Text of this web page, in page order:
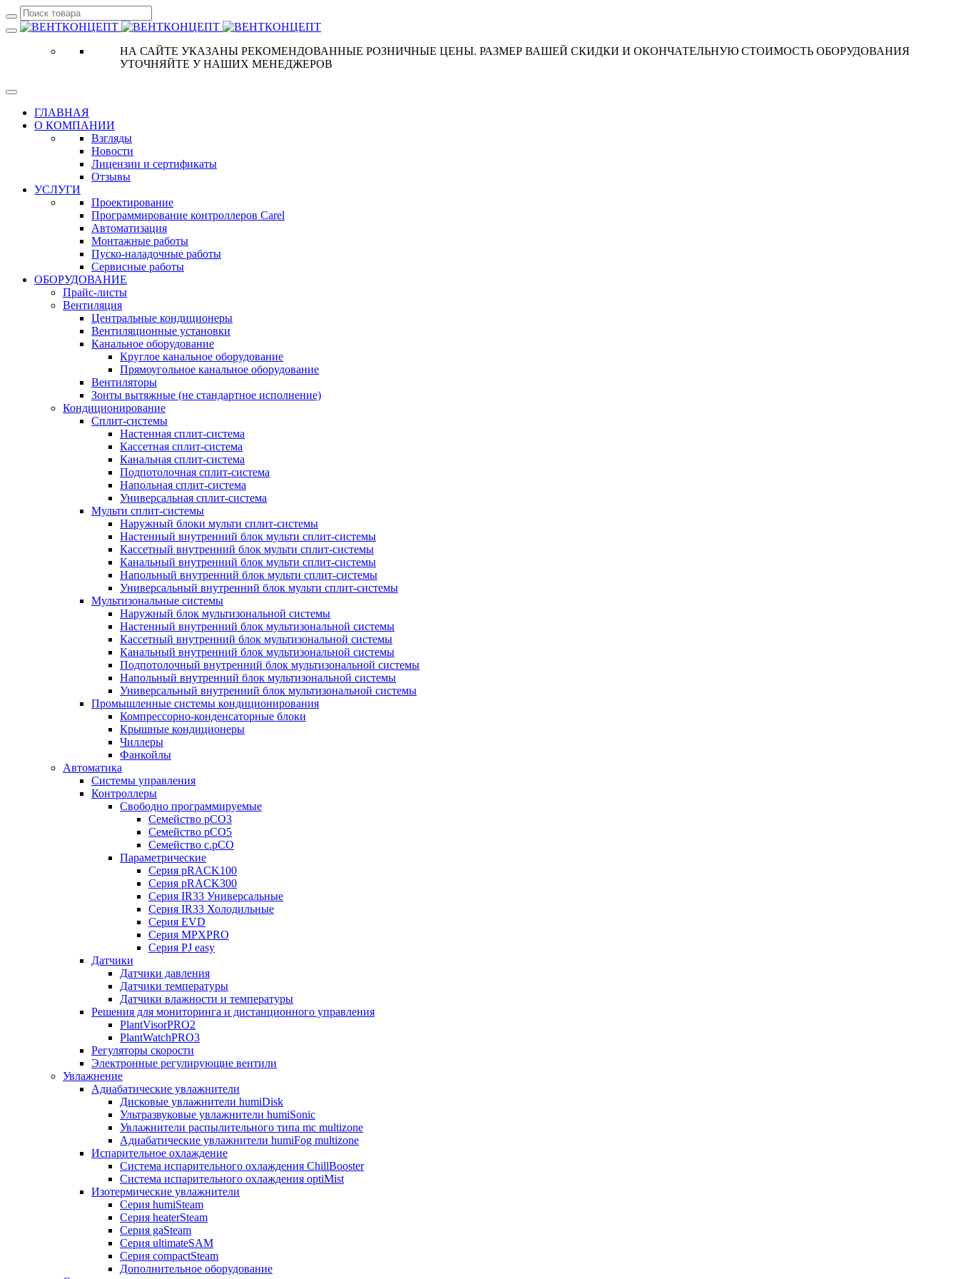
НА САЙТЕ УКАЗАНЫ РЕКОМЕНДОВАННЫЕ РОЗНИЧНЫЕ ЦЕНЫ. РАЗМЕР ВАШЕЙ СКИДКИ И ОКОНЧАТЕЛЬНУЮ СТОИМОСТЬ ОБОРУДОВАНИЯ
УТОЧНЯЙТЕ У НАШИХ МЕНЕДЖЕРОВ
ГЛАВНАЯ
О КОМПАНИИ
Взгляды
Новости
Лицензии и сертификаты
Отзывы
УСЛУГИ
Проектирование
Программирование контроллеров Carel
Автоматизация
Монтажные работы
Пуско-наладочные работы
Сервисные работы
ОБОРУДОВАНИЕ
Прайс-листы
Вентиляция
Центральные кондиционеры
Вентиляционные установки
Канальное оборудование
Круглое канальное оборудование
Прямоугольное канальное оборудование
Вентиляторы
Зонты вытяжные (не стандартное исполнение)
Кондиционирование
Сплит-системы
Настенная сплит-система
Кассетная сплит-система
Канальная сплит-система
Подпотолочная сплит-система
Напольная сплит-система
Универсальная сплит-система
Мульти сплит-системы
Наружный блоки мульти сплит-системы
Настенный внутренний блок мульти сплит-системы
Кассетный внутренний блок мульти сплит-системы
Канальный внутренний блок мульти сплит-системы
Напольный внутренний блок мульти сплит-системы
Универсальный внутренний блок мульти сплит-системы
Мультизональные системы
Наружный блок мультизональной системы
Настенный внутренний блок мультизональной системы
Кассетный внутренний блок мультизональной системы
Канальный внутренний блок мультизональной системы
Подпотолочный внутренний блок мультизональной системы
Напольный внутренний блок мультизональной системы
Универсальный внутренний блок мультизональной системы
Промышленные системы кондиционирования
Компрессорно-конденсаторные блоки
Крышные кондиционеры
Чиллеры
Фанкойлы
Автоматика
Системы управления
Контроллеры
Свободно программируемые
Семейство pCO3
Семейство pCO5
Семейство c.pCO
Параметрические
Серия pRACK100
Серия pRACK300
Серия IR33 Универсальные
Серия IR33 Холодильные
Серия EVD
Серия MPXPRO
Серия PJ easy
Датчики
Датчики давления
Датчики температуры
Датчики влажности и температуры
Решения для мониторинга и дистанционного управления
PlantVisorPRO2
PlantWatchPRO3
Регуляторы скорости
Электронные регулирующие вентили
Увлажнение
Адиабатические увлажнители
Дисковые увлажнители humiDisk
Ультразвуковые увлажнители humiSonic
Увлажнители распылительного типа mc multizone
Адиабатические увлажнители humiFog multizone
Испарительное охлаждение
Система испарительного охлаждения ChillBooster
Система испарительного охлаждения optiMist
Изотермические увлажнители
Серия humiSteam
Серия heaterSteam
Серия gaSteam
Серия ultimateSAM
Серия compactSteam
Дополнительное оборудование